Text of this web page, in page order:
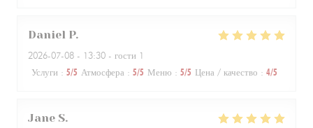
Daniel P
2026-07-08 - 13:30 - гости 1
Услуги : 5/5 Атмосфера : 5/5 Меню : 5/5 Цена / качество : 4/5
Jane S